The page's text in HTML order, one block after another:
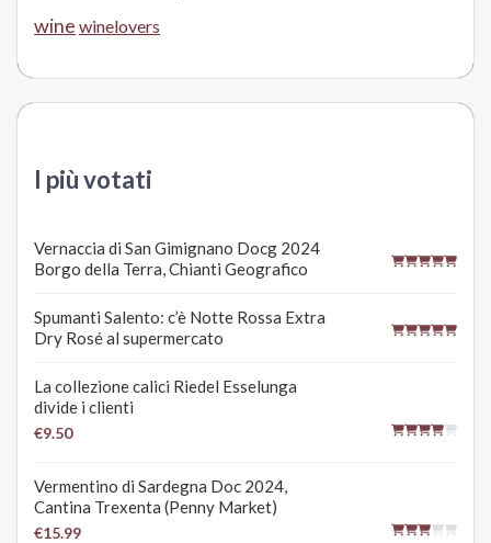
wine winelovers
I più votati
Vernaccia di San Gimignano Docg 2024
Borgo della Terra, Chianti Geografico
Spumanti Salento: c’è Notte Rossa Extra
Dry Rosé al supermercato
La collezione calici Riedel Esselunga
divide i clienti
€9.50
Vermentino di Sardegna Doc 2024,
Cantina Trexenta (Penny Market)
€15.99